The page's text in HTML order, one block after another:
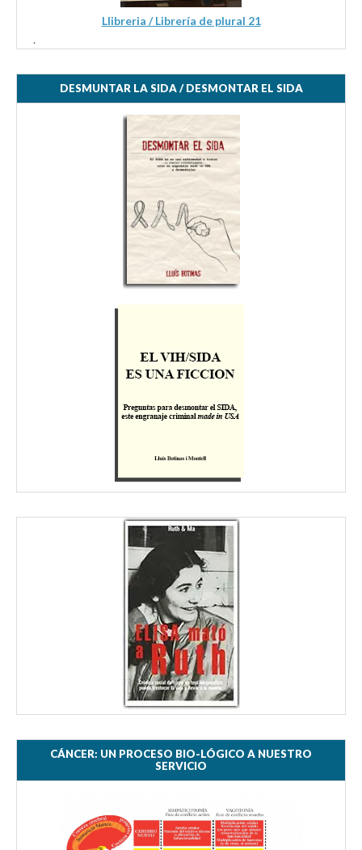
Llibreria / Librería de plural 21
.
DESMUNTAR LA SIDA / DESMONTAR EL SIDA
CÁNCER: UN PROCESO BIO-LÓGICO A NUESTRO
SERVICIO